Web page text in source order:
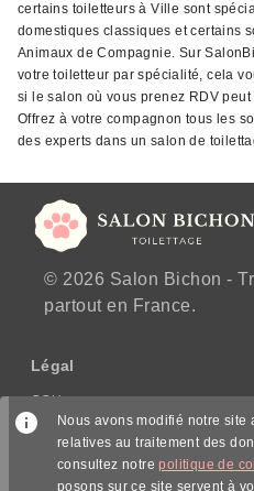
certains toiletteurs à Ville sont
domestiques classiques et certains
Animaux de Compagnie. Sur
votre toiletteur par spécialité, cela
si le salon où vous prenez RDV
Offrez à votre compagnon tous les
des experts dans un salon de
© 2026 Salon Bichon -
partout en France.
Légal
CGU
CGV/CPPS
Politique de confidentialité
Nous avons modifié notre
relatives au traitement des
consultez notrepolitique de
posons sur ce site servent à